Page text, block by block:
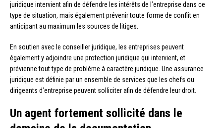
juridique intervient afin de défendre les intérêts de l’entreprise dans ce
type de situation, mais également prévenir toute forme de conflit en
anticipant au maximum les sources de litiges.
En soutien avec le conseiller juridique, les entreprises peuvent
également y adjoindre une protection juridique qui intervient, et
prévienne tout type de problème à caractère juridique. Une assurance
juridique est définie par un ensemble de services que les chefs ou
dirigeants d’entreprise peuvent solliciter afin de défendre leur droit.
Un agent fortement sollicité dans le